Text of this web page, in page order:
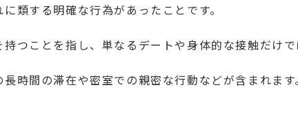
類する明確な行為があったことです。
つことを指し、単なるデートや身体的な接触だけで
時間の滞在や密室での親密な行動などが含まれます。